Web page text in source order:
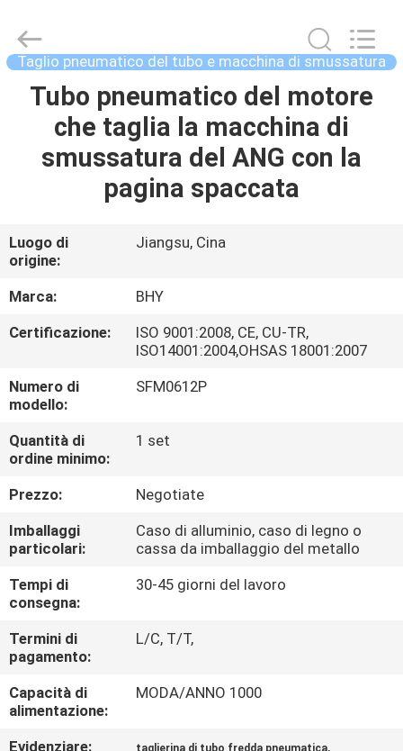
CASA
PRODOTTI
NOI
GIRO
DELLA
CONTROLLO
DI
MAPPA
DEL
SITO
NORME
SULLA
PRIVACY
Bohyar
Engineering
Material
Technology(Suzhou)Co.,
Taglio pneumatico del tubo e macchina di smussatura
Tubo pneumatico del motore
che taglia la macchina di
smussatura del ANG con la
pagina spaccata
Luogo di
origine:
Jiangsu, Cina
Marca:
BHY
Certificazione:
ISO 9001:2008, CE, CU-TR,
ISO14001:2004,OHSAS 18001:2007
Numero di
modello:
SFM0612P
Quantità di
ordine minimo:
1 set
Prezzo:
Negotiate
Imballaggi
particolari:
Caso di alluminio, caso di legno o
cassa da imballaggio del metallo
Tempi di
consegna:
30-45 giorni del lavoro
Termini di
pagamento:
L/C, T/T,
Capacità di
alimentazione:
MODA/ANNO 1000
Evidenziare: ,